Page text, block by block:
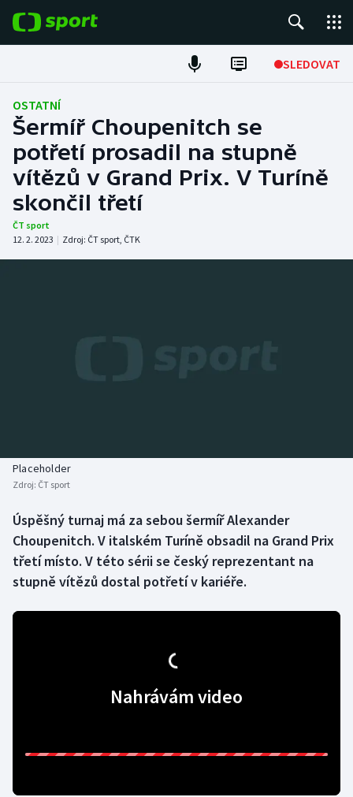
SLEDOVAT
Fotbal
Hokej
Tenis
Atletika
Boby a skeleton
Box
Curling
Dostihy
AZ kvíz
OSTATNÍ
Šermíř Choupenitch se
potřetí prosadil na stupně
vítězů v Grand Prix. V Turíně
skončil třetí
ČT sport
12. 2. 2023 | Zdroj: ČT sport, ČTK
Placeholder
Zdroj: ČT sport
Úspěšný turnaj má za sebou šermíř Alexander
Choupenitch. V italském Turíně obsadil na Grand Prix
třetí místo. V této sérii se český reprezentant na
stupně vítězů dostal potřetí v kariéře.
Nahrávám video